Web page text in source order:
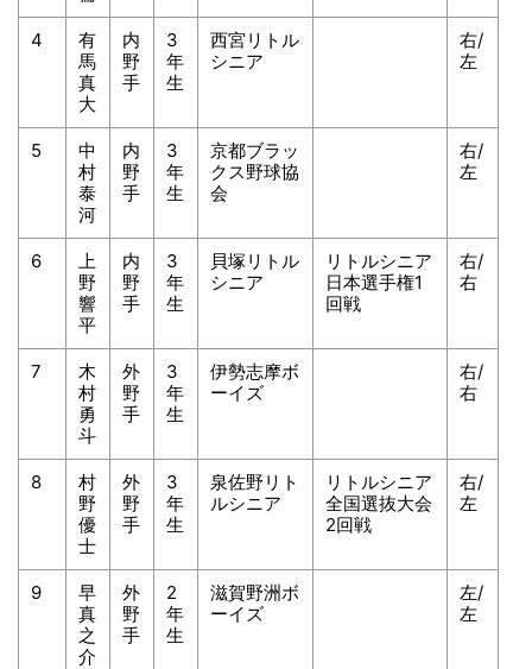
4
有
馬
真
大
内
野
手
3
年
生
西宮リトル
シニア
右/
左
5
中
村
泰
河
内
野
手
3
年
生
京都ブラッ
クス野球協
会
右/
左
6
上
野
響
平
内
野
手
3
年
生
貝塚リトル
シニア
リトルシニア
日本選手権1
回戦
右/
右
7
木
村
勇
斗
外
野
手
3
年
生
伊勢志摩ボ
ーイズ
右/
右
8
村
野
優
士
外
野
手
3
年
生
泉佐野リト
ルシニア
リトルシニア
全国選抜大会
2回戦
右/
左
9
早
真
之
介
外
野
手
2
年
生
滋賀野洲ボ
ーイズ
左/
左